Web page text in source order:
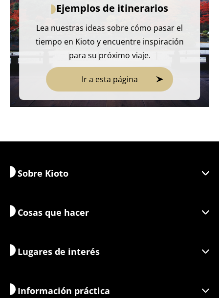
Ejemplos de itinerarios
Lea nuestras ideas sobre cómo pasar el
tiempo en Kioto y encuentre inspiración
para su próximo viaje.
Ir a esta página
Sobre Kioto
Descubra Kioto
Información estacional
Turismo sostenible
Cosas que hacer
Inspiración para viajar
Actividades
Lugares de interés
Destino
Información práctica